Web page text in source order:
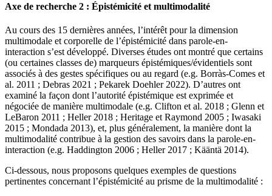
Axe de recherche 2 : Épistémicité et multimodalité
Au cours des 15 dernières années, l’intérêt pour la dimension
multimodale et corporelle de l’épistémicité dans parole-en-
interaction s’est développé. Diverses études ont montré que certains
(ou certaines classes de) marqueurs épistémiques/évidentiels sont
associés à des gestes spécifiques ou au regard (e.g. Borràs-Comes et
al. 2011 ; Debras 2021 ; Pekarek Doehler 2022). D’autres ont
examiné la façon dont l’autorité épistémique est exprimée et
négociée de manière multimodale (e.g. Clifton et al. 2018 ; Glenn et
LeBaron 2011 ; Heller 2018 ; Heritage et Raymond 2005 ; Iwasaki
2015 ; Mondada 2013), et, plus généralement, la manière dont la
multimodalité contribue à la gestion des savoirs dans la parole-en-
interaction (e.g. Haddington 2006 ; Heller 2017 ; Kääntä 2014).
Ci-dessous, nous proposons quelques exemples de questions
pertinentes concernant l’épistémicité au prisme de la multimodalité :